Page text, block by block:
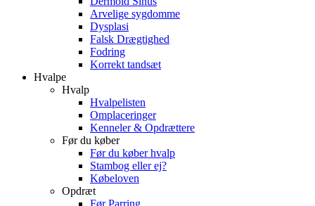
Arvelige sygdomme
Dysplasi
Falsk Drægtighed
Fodring
Korrekt tandsæt
Hvalpe
Hvalp
Hvalpelisten
Omplaceringer
Kenneler & Opdrættere
Før du køber
Før du køber hvalp
Stambog eller ej?
Købeloven
Opdræt
Før Parring